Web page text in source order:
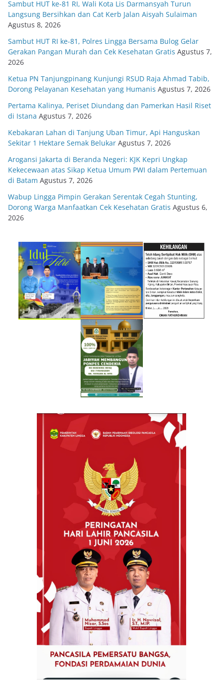
Sambut HUT ke-81 RI, Wali Kota Lis Darmansyah Turun
Langsung Bersihkan dan Cat Kerb Jalan Aisyah Sulaiman
Agustus 8, 2026
Sambut HUT RI ke-81, Polres Lingga Bersama Bulog Gelar
Gerakan Pangan Murah dan Cek Kesehatan Gratis Agustus 7,
2026
Ketua PN Tanjungpinang Kunjungi RSUD Raja Ahmad Tabib,
Dorong Pelayanan Kesehatan yang Humanis Agustus 7, 2026
Pertama Kalinya, Periset Diundang dan Pamerkan Hasil Riset
di Istana Agustus 7, 2026
Kebakaran Lahan di Tanjung Uban Timur, Api Hanguskan
Sekitar 1 Hektare Semak Belukar Agustus 7, 2026
Arogansi Jakarta di Beranda Negeri: KJK Kepri Ungkap
Kekecewaan atas Sikap Ketua Umum PWI dalam Pertemuan
di Batam Agustus 7, 2026
Wabup Lingga Pimpin Gerakan Serentak Cegah Stunting,
Dorong Warga Manfaatkan Cek Kesehatan Gratis Agustus 6,
2026